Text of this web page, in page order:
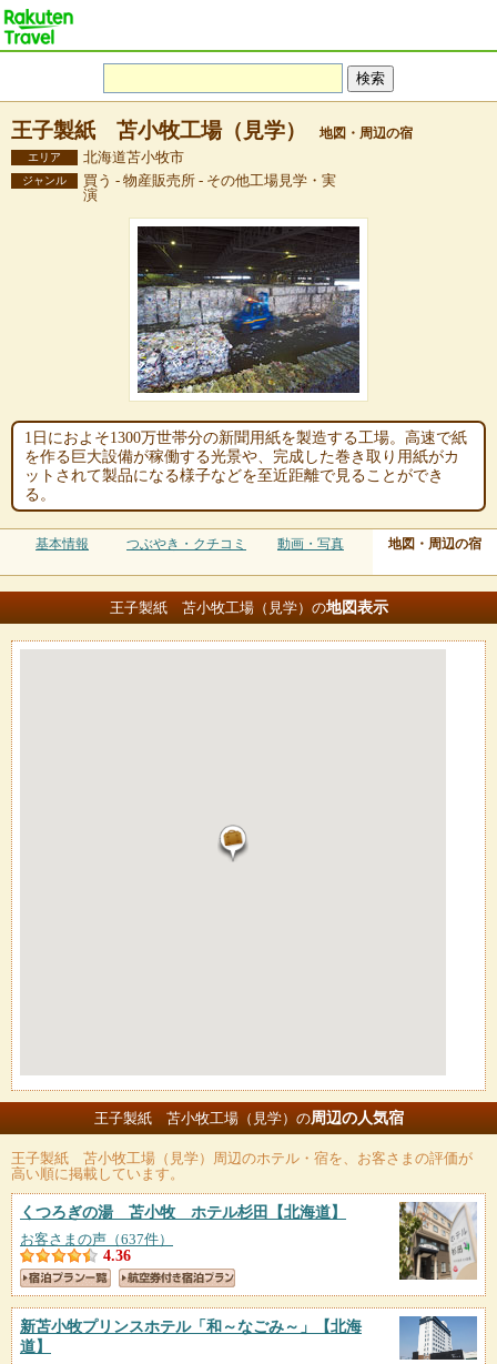
王子製紙 苫小牧工場（見学） 地図・周辺の宿
エリア 北海道苫小牧市
ジャンル
買う - 物産販売所 - その他工場見学・実
演
1日におよそ1300万世帯分の新聞用紙を製造する工場。高速で紙
を作る巨大設備が稼働する光景や、完成した巻き取り用紙がカ
ットされて製品になる様子などを至近距離で見ることができ
る。
基本情報 つぶやき・クチコミ 動画・写真 地図・周辺の宿
王子製紙 苫小牧工場（見学）の地図表示
王子製紙 苫小牧工場（見学）の周辺の人気宿
王子製紙 苫小牧工場（見学） 周辺のホテル・宿を、お客さまの評価が
高い順に掲載しています。
くつろぎの湯 苫小牧 ホテル杉田 【北海道】
お客さまの声（637件）
4.36
新苫小牧プリンスホテル「和～なごみ～」
【北海
道】